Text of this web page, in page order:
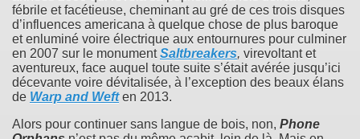
fébrile et facétieuse, cheminant au gré de ces trois disques
d’influences americana à quelque chose de plus baroque
et enluminé voire électrique aux entournures pour culminer
en 2007 sur le monumentSaltbreakers, virevoltant et
aventureux, face auquel toute suite s’était avérée jusqu’ici
décevante voire dévitalisée, à l’exception des beaux élans
de Warp and Weft en 2013.
Alors pour continuer sans langue de bois, non, Phone